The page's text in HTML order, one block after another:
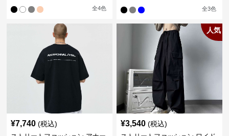
全4色 全3色
¥7,740 (税込)
人気
¥3,540 (税込)